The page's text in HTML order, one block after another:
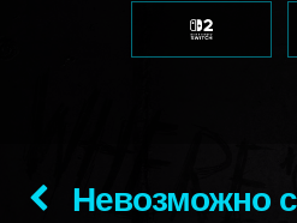
Невозможно сохранить